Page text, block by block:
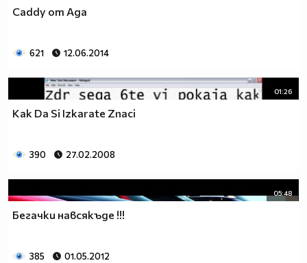
Caddy от Ада
621 12.06.2014
01:26
Kak Da Si Izkarate Znaci
390 27.02.2008
05:48
Бегачки навсякъде !!!
385 01.05.2012